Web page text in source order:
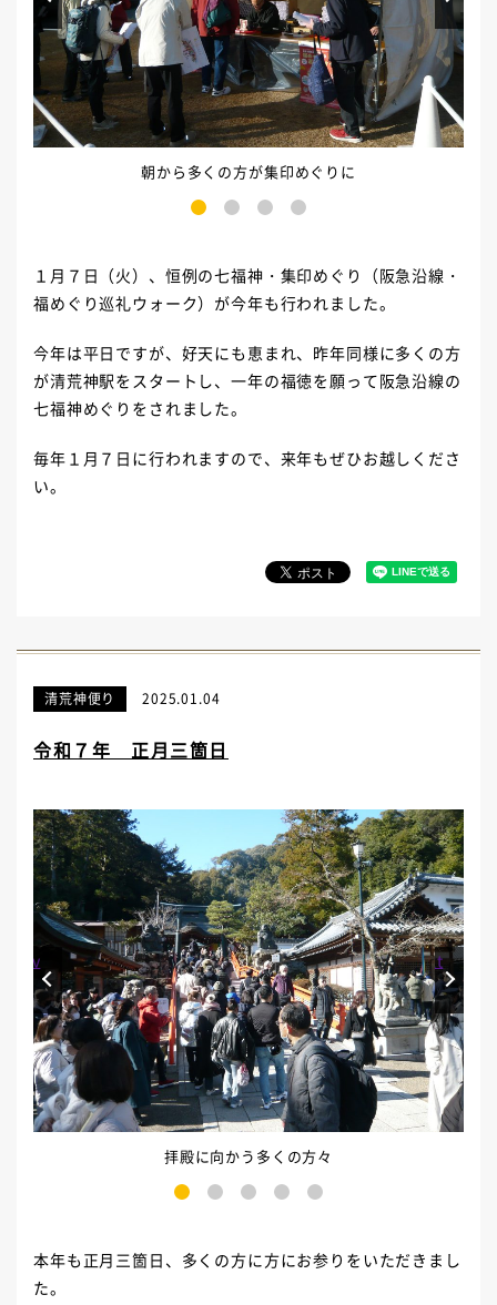
朝から多くの方が集印めぐりに
3 4
１月７日（火）、恒例の七福神・集印めぐり（阪急沿線・
福めぐり巡礼ウォーク）が今年も行われました。
今年は平日ですが、好天にも恵まれ、昨年同様に多くの方
が清荒神駅をスタートし、一年の福徳を願って阪急沿線の
七福神めぐりをされました。
毎年１月７日に行われますので、来年もぜひお越しくださ
い。
清荒神便り 2025.01.04
令和７年 正月三箇日
拝殿に向かう多くの方々
3 4 5
Prev Next
本年も正月三箇日、多くの方に方にお参りをいただきまし
た。